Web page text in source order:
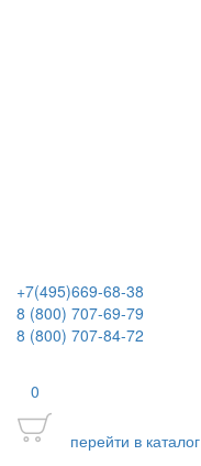
+7(495)669-68-38
8 (800) 707-69-79
8 (800) 707-84-72
0
перейти в каталог